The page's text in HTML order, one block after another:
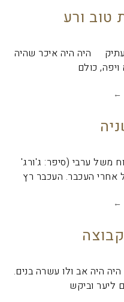
טוב ורע
עתיק היה היה איכר שהיה
ויפה, כולם
←
משל ערבי (סיפר: ג'ורג'
העכבר. העכבר רץ
←
היה אב ולו עשרה בנים.
ליער וביקש